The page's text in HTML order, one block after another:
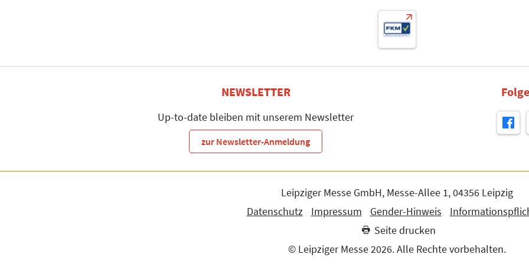
NEWSLETTER
Up-to-date bleiben mit unserem Newsletter
zur Newsletter-Anmeldung
Leipziger Messe GmbH, Messe-Allee 1, 04356 Leipzig
Datenschutz
Impressum Gender-Hinweis
Seite drucken
© Leipziger Messe 2026. Alle Rechte vorbehalten.